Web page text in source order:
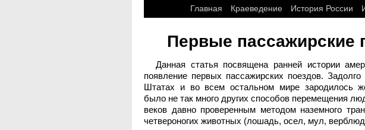
Главная Краеведение История России
Первые пассажирские
Данная статья посвящена ранней истории
появление первых пассажирских поездов.
Штатах и во всем остальном мире зародилось
было не так много других способов перемещения
веков давно проверенным методом наземного
четвероногих животных (лошадь, осел, мул,